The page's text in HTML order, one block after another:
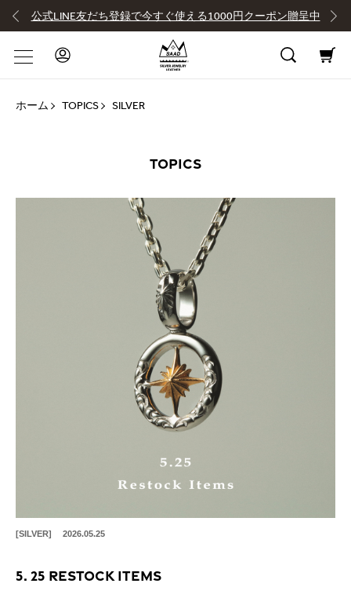
公式LINE友だち登録で今すぐ使える1000円クーポン贈呈中
ホーム TOPICS SILVER
TOPICS
[SILVER] 2026.05.25
5. 25 Restock Items